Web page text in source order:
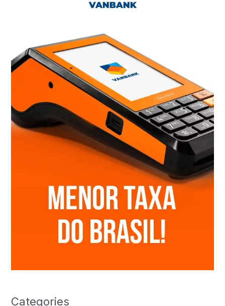
Categories